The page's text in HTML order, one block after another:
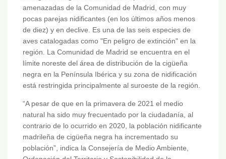
amenazadas de la Comunidad de Madrid, con muy
pocas parejas nidificantes (en los últimos años menos
de diez) y en declive. Es una de las seis especies de
aves catalogadas como "En peligro de extinción" en la
región. La Comunidad de Madrid se encuentra en el
límite noreste del área de distribución de la cigüeña
negra en la Península Ibérica y su zona de nidificación
está restringida principalmente al suroeste de la región.
“A pesar de que en la primavera de 2021 el medio
natural ha sido muy frecuentado por la ciudadanía, al
contrario de lo ocurrido en 2020, la población nidificante
madrileña de cigüeña negra ha incrementado su
población”, indica la Consejería de Medio Ambiente,